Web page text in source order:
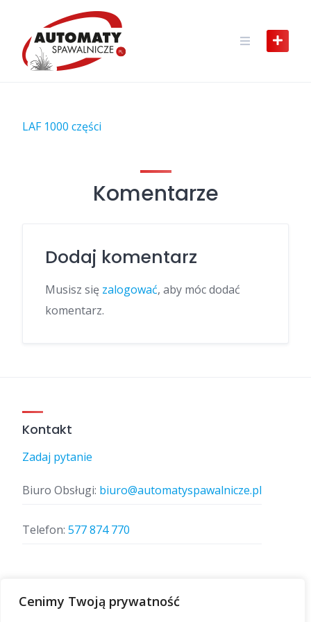
Cenimy Twoją prywatność
content
LAF 1000 części
Komentarze
Dodaj komentarz
Musisz się zalogować, aby móc dodać
komentarz.
Kontakt
Zadaj pytanie
Biuro Obsługi: biuro@automatyspawalnicze.pl
Telefon: 577 874 770